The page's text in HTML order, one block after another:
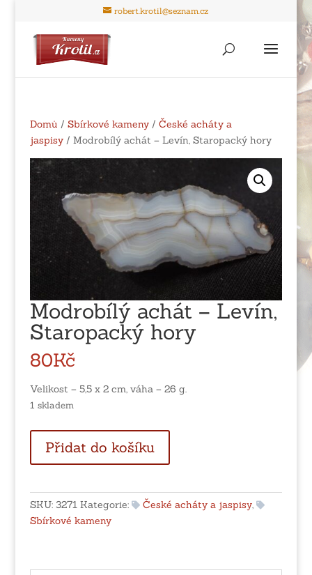
robert.krotil@seznam.cz
Domů / Sbírkové kameny/ České acháty a
jaspisy/ Modrobílý achát – Levín, Staropacký hory
Modrobílý achát – Levín,
Staropacký hory
80Kč
Velikost – 5,5 x 2 cm, váha – 26 g.
1 skladem
achát
-
Staropacký
hory
Přidat do košíku
SKU: 3271 Kategorie: České acháty a jaspisy,
Sbírkové kameny